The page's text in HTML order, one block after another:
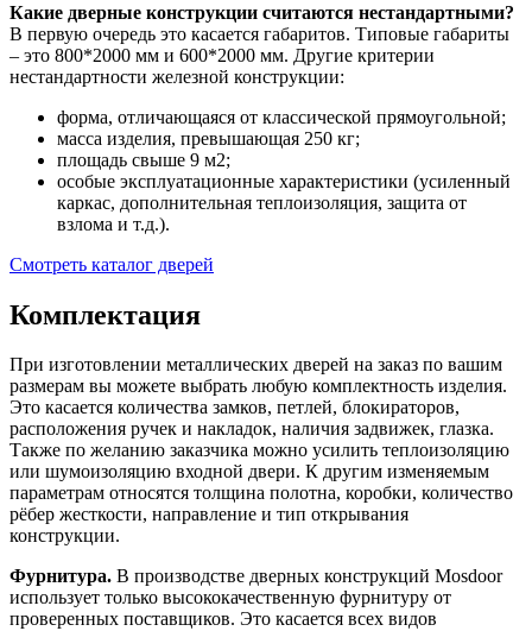
Какие дверные конструкции считаются нестандартными?
В первую очередь это касается габаритов. Типовые габариты
– это 800*2000 мм и 600*2000 мм. Другие критерии
нестандартности железной конструкции:
форма, отличающаяся от классической прямоугольной;
масса изделия, превышающая 250 кг;
площадь свыше 9 м2;
особые эксплуатационные характеристики (усиленный
каркас, дополнительная теплоизоляция, защита от
взлома и т.д.).
Смотреть каталог дверей
Комплектация
При изготовлении металлических дверей на заказ по вашим
размерам вы можете выбрать любую комплектность изделия.
Это касается количества замков, петлей, блокираторов,
расположения ручек и накладок, наличия задвижек, глазка.
Также по желанию заказчика можно усилить теплоизоляцию
или шумоизоляцию входной двери. К другим изменяемым
параметрам относятся толщина полотна, коробки, количество
рёбер жесткости, направление и тип открывания
конструкции.
Фурнитура. В производстве дверных конструкций Mosdoor
использует только высококачественную фурнитуру от
проверенных поставщиков. Это касается всех видов